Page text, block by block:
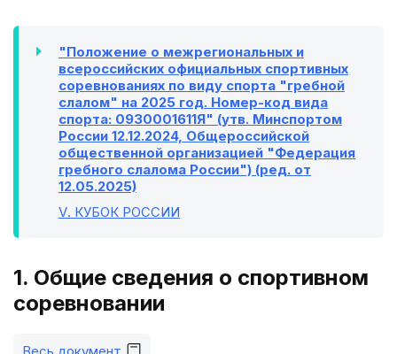
"Положение о межрегиональных и
всероссийских официальных спортивных
соревнованиях по виду спорта "гребной
слалом" на 2025 год. Номер-код вида
спорта: 0930001611Я" (утв. Минспортом
России 12.12.2024, Общероссийской
общественной организацией "Федерация
гребного слалома России") (ред. от
12.05.2025)
V. КУБОК РОССИИ
1. Общие сведения о спортивном
соревновании